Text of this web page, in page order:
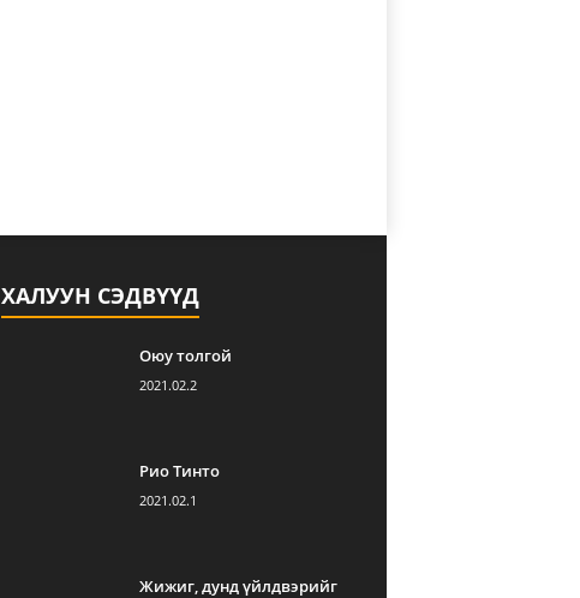
ХАЛУУН СЭДВҮҮД
Оюу толгой
2021.02.2
Рио Тинто
2021.02.1
Жижиг, дунд үйлдвэрийг